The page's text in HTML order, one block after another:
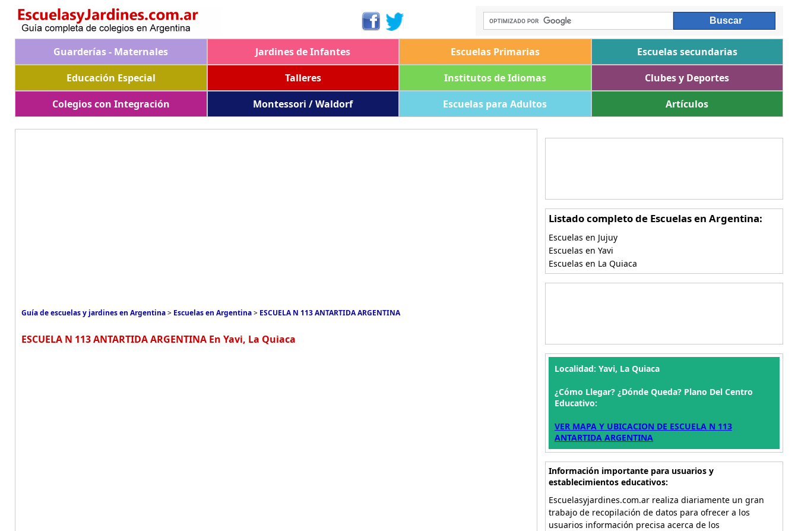
Guarderías - Maternales Jardines de Infantes Escuelas Primarias
Escuelas secundarias
Educación Especial
Talleres Institutos de Idiomas
Clubes y Deportes
Colegios con Integración
Montessori / Waldorf Escuelas para Adultos Artículos
Guía de escuelas y jardines en Argentina> Escuelas en Argentina> ESCUELA N 113 ANTARTIDA ARGENTINA
ESCUELA N 113 ANTARTIDA ARGENTINA En Yavi, La Quiaca
Listado completo de Escuelas en Argentina:
Escuelas en Jujuy
Escuelas en Yavi
Escuelas en La Quiaca
Localidad: Yavi, La Quiaca
¿Cómo Llegar? ¿Dónde Queda? Plano Del Centro
Educativo:
VER MAPA Y UBICACION DE ESCUELA N 113
ANTARTIDA ARGENTINA
Información importante para usuarios y
establecimientos educativos:
Escuelasyjardines.com.ar realiza diariamente un gran
trabajo de recopilación de datos para ofrecer a los
usuarios información precisa acerca de los